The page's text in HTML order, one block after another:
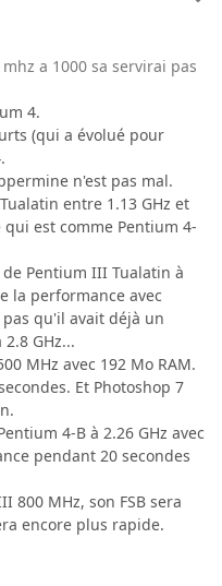
a 1000 sa servirai pas
4.
(qui a évolué pour
n'est pas mal.
entre 1.13 GHz et
qui est comme Pentium 4-
Pentium III Tualatin à
la performance avec
qu'il avait déjà un
GHz...
MHz avec 192 Mo RAM.
Et Photoshop 7
4-B à 2.26 GHz avec
pendant 20 secondes
800 MHz, son FSB sera
encore plus rapide.